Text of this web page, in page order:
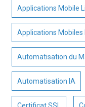
Applications Mobile
Applications Mobiles
Automatisation du
Automatisation IA
Certificat SSL